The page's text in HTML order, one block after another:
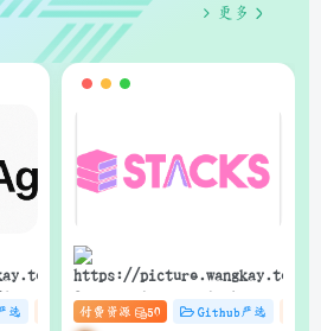
狗子
更多
动
分
选 杂货铺 # zibll # C # AI
Stacks：Anna’s Archive
电子书快速下载的轻量级管
付费资源 50 Github严选